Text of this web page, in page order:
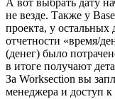
А вот выбрать дату
не везде. Также у
проекта, у остальных
отчетности «время/
(денег) было
в итоге получают
За Worksection вы
менеджера и доступ